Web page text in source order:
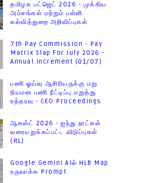
தமிழக பட்ஜெட் 2026 - முக்கிய
அம்சங்கள் மற்றும் பள்ளி
கல்வித்துறை அறிவிப்புகள்
7th Pay Commission - Pay
Matrix Slap For July 2026 -
Annual Increment (01/07)
பணி ஓய்வு ஆசிரியருக்கு மறு
நியமன பணி நீட்டிப்பு மறுத்து
உத்தரவு - CEO Proceedings
ஆகஸ்ட் 2026 - ஐந்து நாட்கள்
வரையறுக்கப்பட்ட விடுப்புகள்
(RL)
Google Gemini AIல் HLB Map
உருவாக்க Prompt